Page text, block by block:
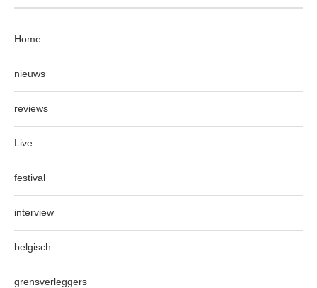
Home
nieuws
reviews
Live
festival
interview
belgisch
grensverleggers